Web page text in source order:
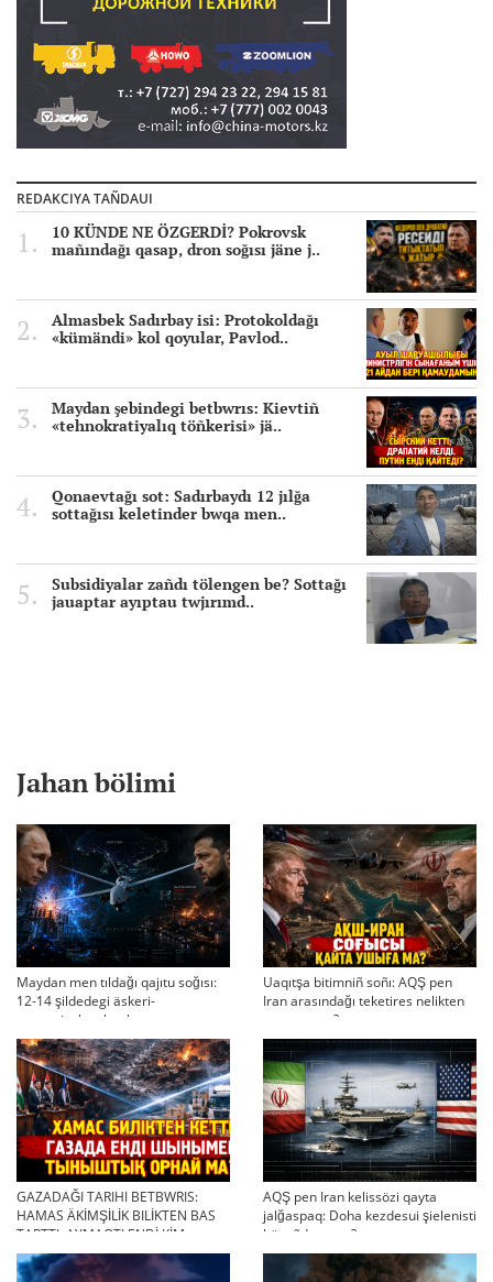
REDAKCIYA TAÑDAUI
10 KÜNDE NE ÖZGERDİ? Pokrovsk
mañındağı qasap, dron soğısı jäne j..
Almasbek Sadırbay isi: Protokoldağı
«kümändi» kol qoyular, Pavlod..
Maydan şebindegi betbwrıs: Kievtiñ
«tehnokratiyalıq töñkerisi» jä..
Qonaevtağı sot: Sadırbaydı 12 jılğa
sottağısı keletinder bwqa men..
Subsidiyalar zañdı tölengen be? Sottağı
jauaptar ayıptau twjırımd..
Jahan bölimi
Maydan men tıldağı qajıtu soğısı:
12-14 şildedegi äskeri-
strategiyalıq ahual
Uaqıtşa bitimniñ soñı: AQŞ pen
Iran arasındağı teketires nelikten
qayta uşıqtı?
GAZADAĞI TARIHI BETBWRIS:
HAMAS ÄKİMŞİLİK BILİKTEN BAS
TARTTI. AYMAQTI ENDİ KİM
BASQARADI?
AQŞ pen Iran kelissözi qayta
jalğaspaq: Doha kezdesui şielenisti
bäseñdete me?